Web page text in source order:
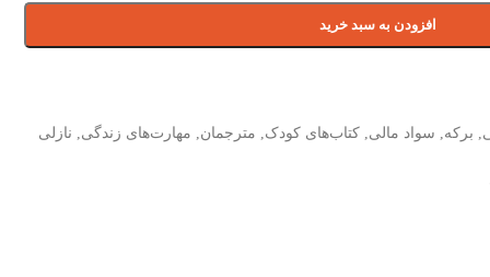
افزودن به سبد خرید
, برکه, سواد مالی, کتاب‌های کودک, مترجمان, مهارت‌های زندگی, نازلی